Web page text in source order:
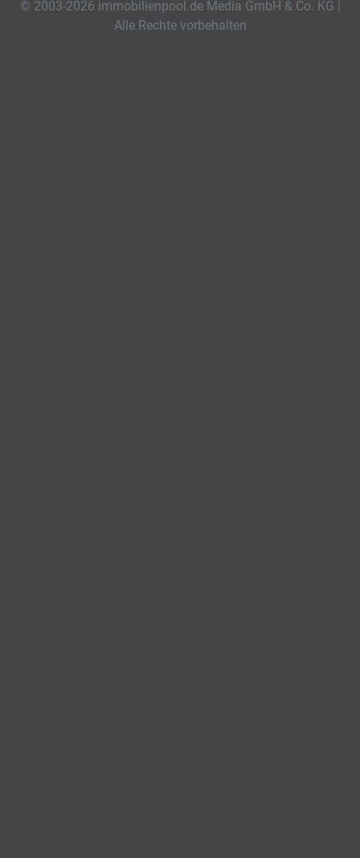
© 2003-2026 immobilienpool.de Media GmbH & Co. KG |
Alle Rechte vorbehalten